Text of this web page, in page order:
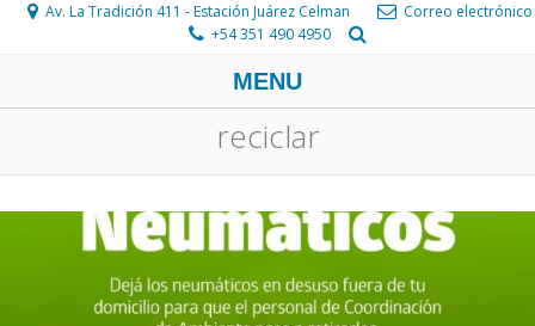
Av. La Tradición 411 - Estación Juárez Celman
Correo electrónico
+54 351 490 4950
MENU
reciclar